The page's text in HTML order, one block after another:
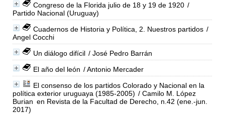
Congreso de la Florida julio de 18 y 19 de 1920 /
Partido Nacional (Uruguay)
Cuadernos de Historia y Política, 2. Nuestros partidos /
Angel Cocchi
Un diálogo difícil / José Pedro Barrán
El año del león / Antonio Mercader
El consenso de los partidos Colorado y Nacional en la
política exterior uruguaya (1985-2005) / Camilo M. López
Burian en Revista de la Facultad de Derecho, n.42 (ene.-jun.
2017)